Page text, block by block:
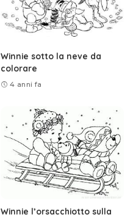
Winnie sotto la neve da
colorare
4 anni fa
Winnie l’orsacchiotto sulla